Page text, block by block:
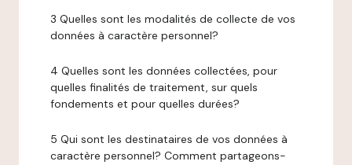
3 Quelles sont les modalités de collecte de vos
données à caractère personnel?
4 Quelles sont les données collectées, pour
quelles finalités de traitement, sur quels
fondements et pour quelles durées?
5 Qui sont les destinataires de vos données à
caractère personnel? Comment partageons-